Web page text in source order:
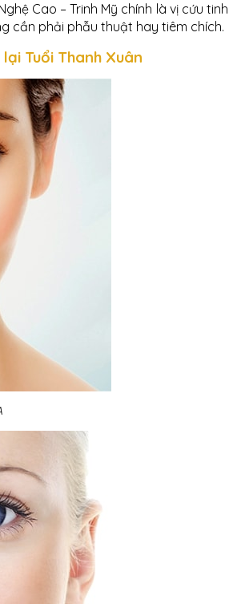
Cao – Trinh Mỹ chính là vị cứu tinh
cần phải phẫu thuật hay tiêm chích.
Tuổi Thanh Xuân